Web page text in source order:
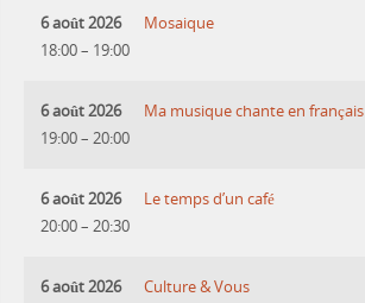
6 août 2026
18:00– 19:00
Mosaique
6 août 2026
19:00– 20:00
Ma musique chante en français
6 août 2026
20:00– 20:30
Le temps d’un café
6 août 2026
Culture & Vous